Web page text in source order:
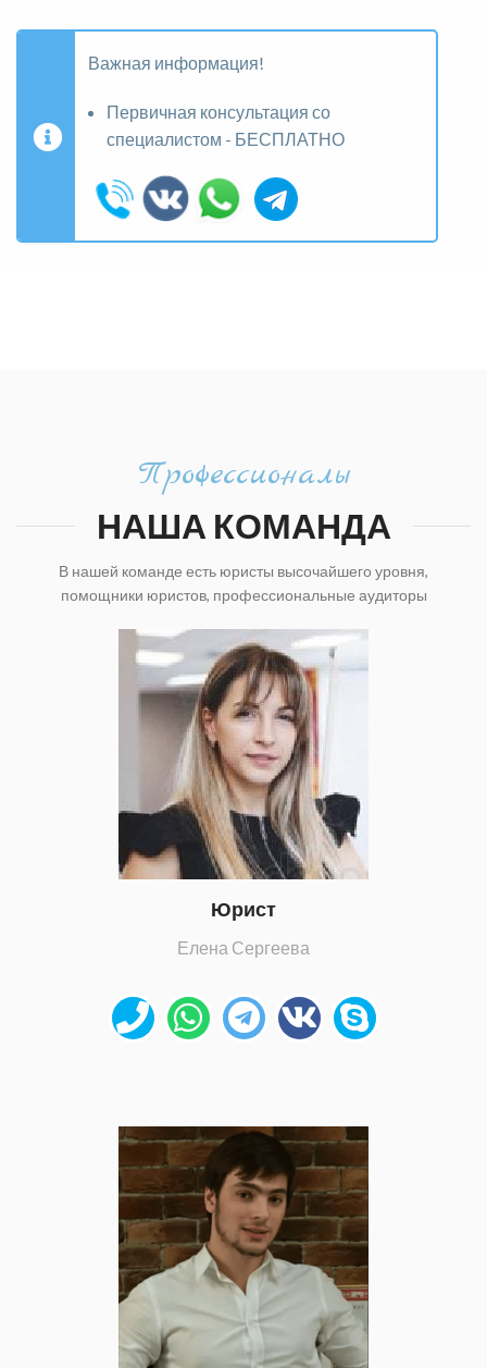
Важная информация!
Первичная консультация со
специалистом - БЕСПЛАТНО
Профессионалы
НАША КОМАНДА
В нашей команде есть юристы высочайшего уровня,
помощники юристов, профессиональные аудиторы
Юрист
Елена Сергеева